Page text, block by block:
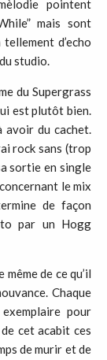
pointent
mais sont
d’echo
studio.
du Supergrass
est plutôt bien.
avoir du cachet.
rock sans (trop
sortie en single
le mix
de façon
par un Hogg
de ce qu’il
Chaque
pour
cet acabit ces
de murir et de